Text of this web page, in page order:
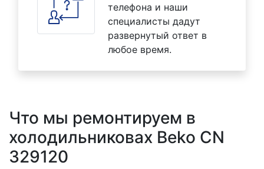
телефона и наши
специалисты дадут
развернутый ответ в
любое время.
Что мы ремонтируем в
холодильниковах Beko CN
329120